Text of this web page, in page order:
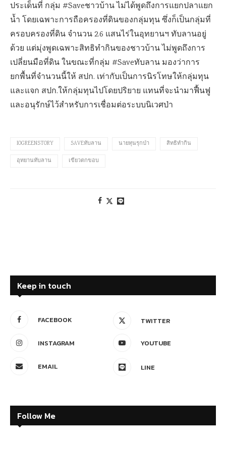
ประเด็นที่ กลุ่ม #Saveชาวบ้าน ไม่ได้พูดถึงการแยกปลาแยก
น้ำ โดยเฉพาะการถือครองที่ดินของกลุ่มทุน ซึ่งก็เป็นกลุ่มที่
ครอบครองที่ดิน จำนวน 2.6 แสนไร่ในอุทยานฯ ทับลานอยู่
ด้วย แต่มุ่งพูดเฉพาะสิทธิทำกินของชาวบ้าน ไม่พูดถึงการ
เปลี่ยนมือที่ดิน ในขณะที่กลุ่ม #Saveทับลาน มองว่าการ
ยกพื้นที่จำนวนนี้ให้ สปก. เท่ากับเป็นการนิรโทษให้กลุ่มทุน
และแจก สปก.ให้กลุ่มทุนไปโดยปริยาย แทนที่จะนำมาฟื้นฟู
และอนุรักษ์ไว้สำหรับการเชื่อมต่อระบบนิเวศป่า
IOGREENSTORY SAVEทับลาน นายทุนรุกป่า สิทธิทำกิน
อุทยานทับลาน เขียวตกขอบ
Keep in touch
FACEBOOK TWITTER
INSTAGRAM YOUTUBE
EMAIL LINE
Follow Me